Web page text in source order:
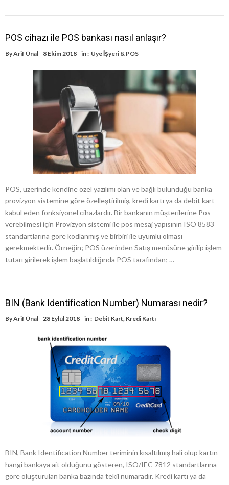
POS cihazı ile POS bankası nasıl anlaşır?
ByArif Ünal 8 Ekim 2018 in : Üye İşyeri & POS
POS, üzerinde kendine özel yazılımı olan ve bağlı bulunduğu banka
provizyon sistemine göre özelleştirilmiş, kredi kartı ya da debit kart
kabul eden fonksiyonel cihazlardır. Bir bankanın müşterilerine Pos
verebilmesi için Provizyon sistemi ile pos mesaj yapısının ISO 8583
standartlarına göre kodlanmış ve birbiri ile uyumlu olması
gerekmektedir. Örneğin; POS üzerinden Satış menüsüne girilip işlem
tutarı girilerek işlem başlatıldığında POS tarafından; …
BIN (Bank Identification Number) Numarası nedir?
ByArif Ünal 28 Eylül 2018 in : Debit Kart, Kredi Kartı
BIN, Bank Identification Number teriminin kısaltılmış hali olup kartın
hangi bankaya ait olduğunu gösteren, ISO/IEC 7812 standartlarına
göre oluşturulan banka bazında tekil numaradır. Kredi kartı ya da